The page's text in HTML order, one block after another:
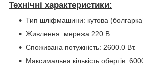
Технічні характеристики:
Тип шліфмашини: кутова
Живлення: мережа 220 В.
Споживана потужність: 2600.0 Вт.
Максимальна кількість обертів: